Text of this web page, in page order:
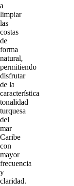
a
limpiar
las
costas
de
forma
natural,
permitiendo
disfrutar
de la
característica
tonalidad
turquesa
del
mar
Caribe
con
mayor
frecuencia
y
claridad.